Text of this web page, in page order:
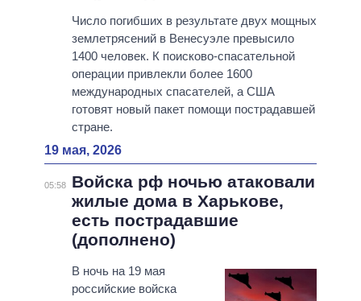
Число погибших в результате двух мощных
землетрясений в Венесуэле превысило
1400 человек. К поисково-спасательной
операции привлекли более 1600
международных спасателей, а США
готовят новый пакет помощи пострадавшей
стране.
19 мая, 2026
05:58
Войска рф ночью атаковали
жилые дома в Харькове,
есть пострадавшие
(дополнено)
В ночь на 19 мая
российские войска